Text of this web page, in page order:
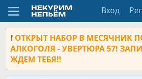
Вход
❗ ОТКРЫТ НАБОР В МЕСЯЧНИК
АЛКОГОЛЯ - УВЕРТЮРА 57!
ЖДЕМ ТЕБЯ!!